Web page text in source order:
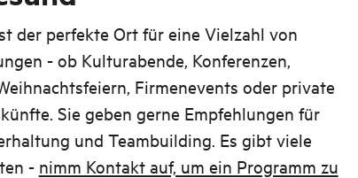
der perfekte Ort für eine Vielzahl von
- ob Kulturabende, Konferenzen,
Firmenevents oder private
Sie geben gerne Empfehlungen für
und Teambuilding. Es gibt viele
- nimm Kontakt auf, um ein Programm zu